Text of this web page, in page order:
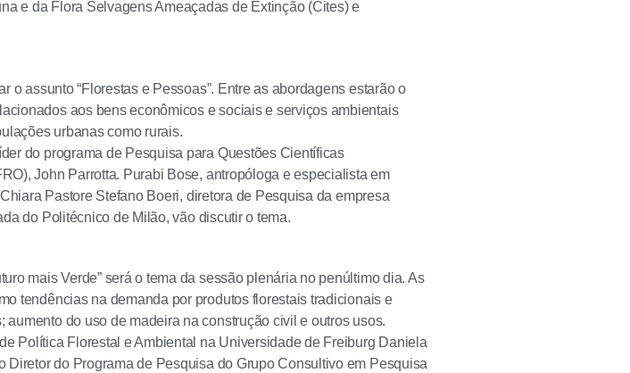
e da Flora Selvagens Ameaçadas de Extinção (Cites) e
o assunto “Florestas e Pessoas”. Entre as abordagens estarão o
aos bens econômicos e sociais e serviços ambientais
urbanas como rurais.
do programa de Pesquisa para Questões Científicas
John Parrotta. Purabi Bose, antropóloga e especialista em
Pastore Stefano Boeri, diretora de Pesquisa da empresa
do Politécnico de Milão, vão discutir o tema.
mais Verde” será o tema da sessão plenária no penúltimo dia. As
tendências na demanda por produtos florestais tradicionais e
do uso de madeira na construção civil e outros usos.
Política Florestal e Ambiental na Universidade de Freiburg Daniela
Diretor do Programa de Pesquisa do Grupo Consultivo em Pesquisa